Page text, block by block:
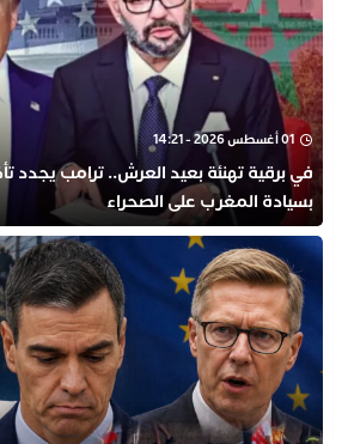
01 أغسطس 2026 - 14:21
في برقية تهنئة بعيد العرش.. ترامب يجدد
بسيادة المغرب على الصحراء